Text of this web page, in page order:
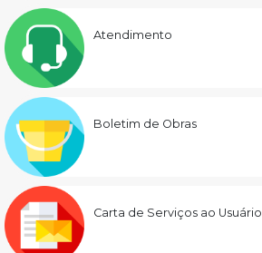
Atendimento
Boletim de Obras
Carta de Serviços ao Usuário